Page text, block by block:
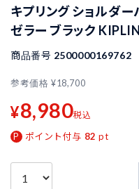
キプリング ショルダ
ゼラー ブラック
商品番号 2500000169762
参考価格 ¥18,700
¥8,980税込
ポイント付与 82 pt